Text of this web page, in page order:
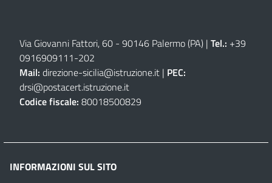
Via Giovanni Fattori, 60 - 90146 Palermo (PA) | Tel.: +39
0916909111-202
Mail: direzione-sicilia@istruzione.it | PEC:
drsi@postacert.istruzione.it
Codice fiscale: 80018500829
INFORMAZIONI SUL SITO